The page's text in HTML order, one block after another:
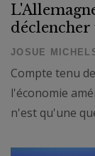
déclencher
JOSUE
Compte tenu
l'économie
n'est qu'une